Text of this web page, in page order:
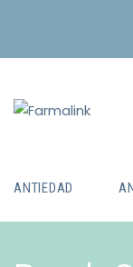
ANTIEDAD